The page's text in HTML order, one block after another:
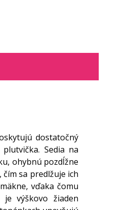
dostatočný
Sedia na
ohybnú pozdĺžne
sa predlžuje ich
vďaka čomu
výškovo žiaden